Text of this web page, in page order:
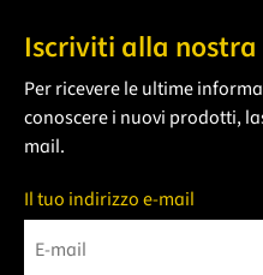
Iscriviti alla
Per ricevere le ultime
conoscere i nuovi prodotti,
mail.
Il tuo indirizzo e-mail